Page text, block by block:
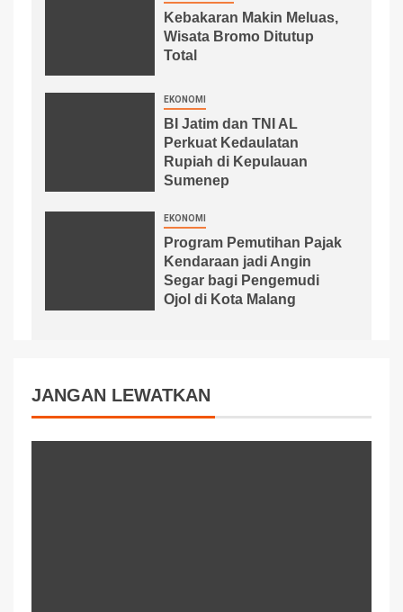
Kebakaran Makin Meluas,
Wisata Bromo Ditutup
Total
EKONOMI
BI Jatim dan TNI AL
Perkuat Kedaulatan
Rupiah di Kepulauan
Sumenep
EKONOMI
Program Pemutihan Pajak
Kendaraan jadi Angin
Segar bagi Pengemudi
Ojol di Kota Malang
JANGAN LEWATKAN